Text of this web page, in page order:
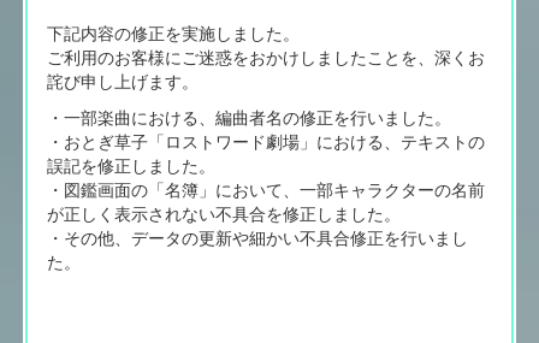
下記内容の修正を実施しました。
ご利用のお客様にご迷惑をおかけしましたことを、深くお
詫び申し上げます。
・一部楽曲における、編曲者名の修正を行いました。
・おとぎ草子「ロストワード劇場」における、テキストの
誤記を修正しました。
・図鑑画面の「名簿」において、一部キャラクターの名前
が正しく表示されない不具合を修正しました。
・その他、データの更新や細かい不具合修正を行いまし
た。